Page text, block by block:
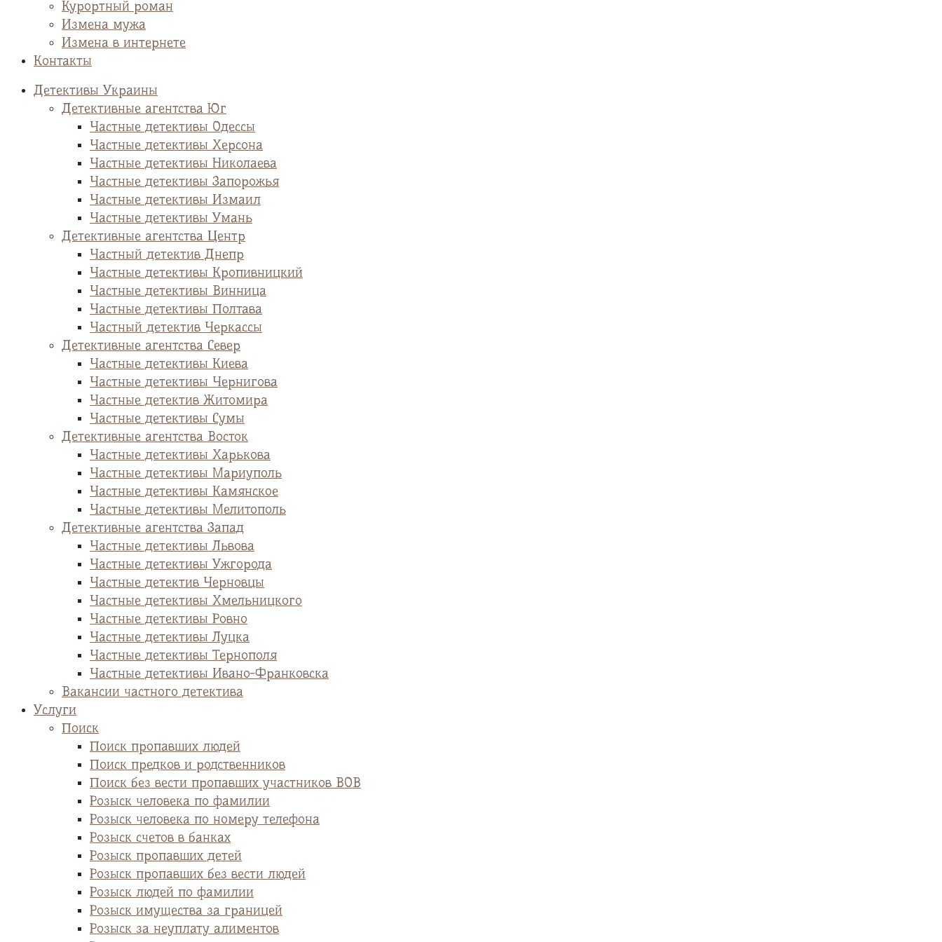
Курортный роман
Измена мужа
Измена в интернете
Контакты
Детективы Украины
Детективные агентства Юг
Частные детективы Одессы
Частные детективы Херсона
Частные детективы Николаева
Частные детективы Запорожья
Частные детективы Измаил
Частные детективы Умань
Детективные агентства Центр
Частный детектив Днепр
Частные детективы Кропивницкий
Частные детективы Винница
Частные детективы Полтава
Частный детектив Черкассы
Детективные агентства Север
Частные детективы Киева
Частные детективы Чернигова
Частные детектив Житомира
Частные детективы Сумы
Детективные агентства Восток
Частные детективы Харькова
Частные детективы Мариуполь
Частные детективы Камянское
Частные детективы Мелитополь
Детективные агентства Запад
Частные детективы Львова
Частные детективы Ужгорода
Частные детектив Черновцы
Частные детективы Хмельницкого
Частные детективы Ровно
Частные детективы Луцка
Частные детективы Тернополя
Частные детективы Ивано-Франковска
Вакансии частного детектива
Услуги
Поиск
Поиск пропавших людей
Поиск предков и родственников
Поиск без вести пропавших участников ВОВ
Розыск человека по фамилии
Розыск человека по номеру телефона
Розыск счетов в банках
Розыск пропавших детей
Розыск пропавших без вести людей
Розыск людей по фамилии
Розыск имущества за границей
Розыск за неуплату алиментов